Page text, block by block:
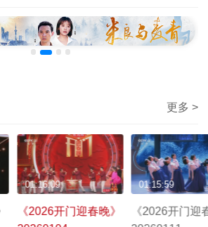
更多 >
《2026开门迎春晚》
01:16:09
《2026开门迎
01:15:59